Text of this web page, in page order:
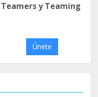
y Teaming
Únete